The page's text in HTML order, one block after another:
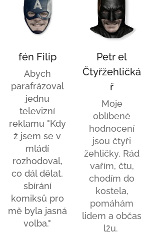
fén Filip
Abych
parafrázoval
jednu
televizní
reklamu "Kdy
ž jsem se v
mládí
rozhodoval,
co dál dělat,
sbírání
komiksů pro
mě byla jasná
volba."
Petr el
Čtyřžehličká
ř
Moje
oblíbené
hodnocení
jsou čtyři
žehličky. Rád
vařím, čtu,
chodím do
kostela,
pomáhám
lidem a občas
lžu.